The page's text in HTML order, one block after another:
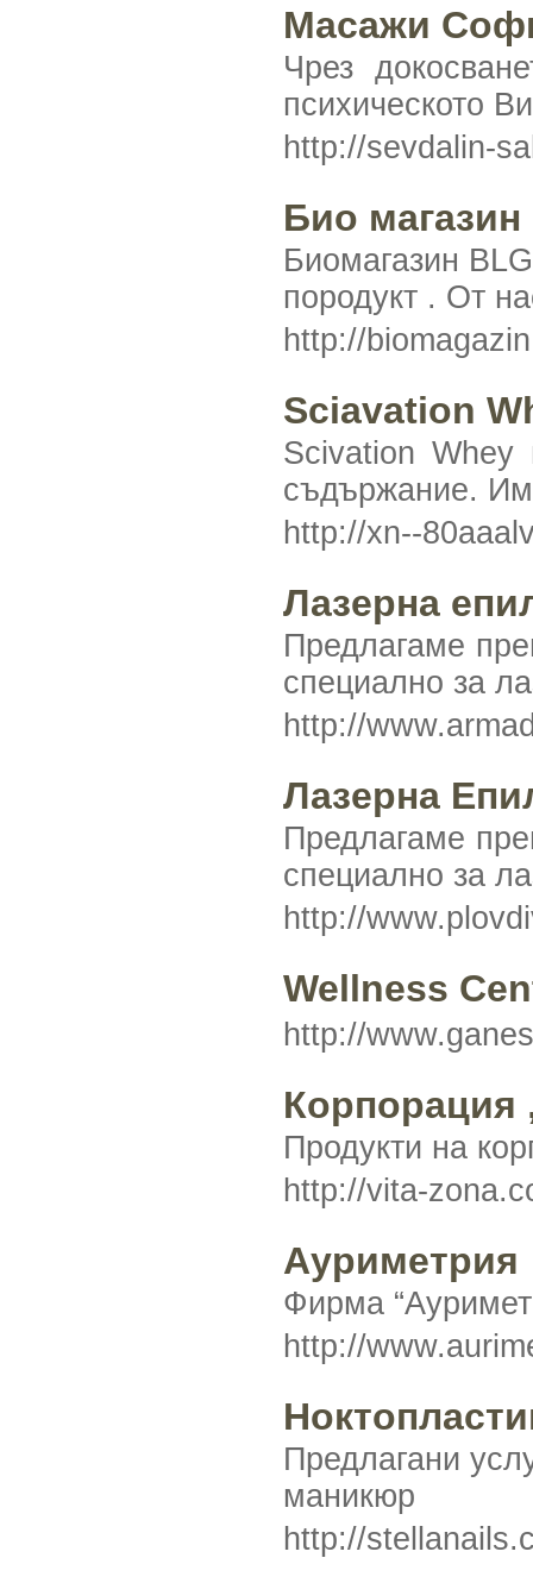
Масажи
Чрез
психическото
http://sevdalin-
Био
Биомагазин
породукт . От
http://
Sciavation
Scivation Whey
съдържание.
http://xn--
Лазерна
Предлагаме
специално за
http://
Лазерна
Предлагаме
специално за
http://
Wellness
http://
Корпорация
Продукти на
http://vita-
Ауриметрия
Фирма
http://
Предлагани
маникюр
http://